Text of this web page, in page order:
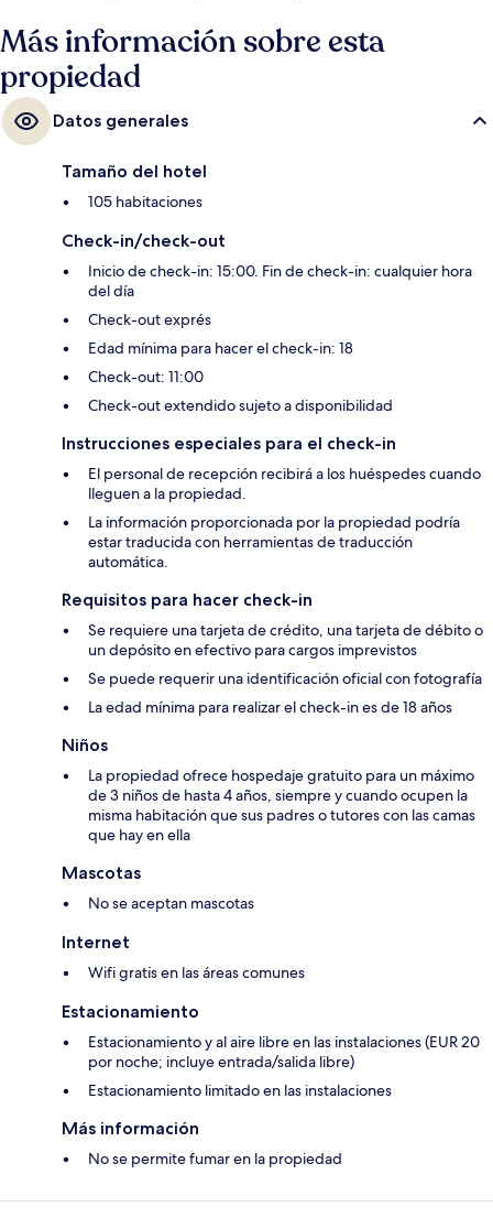
Más información sobre esta
propiedad
Datos generales
Tamaño del hotel
105 habitaciones
Check-in/check-out
Inicio de check-in: 15:00. Fin de check-in: cualquier hora
del día
Check-out exprés
Edad mínima para hacer el check-in: 18
Check-out: 11:00
Check-out extendido sujeto a disponibilidad
Instrucciones especiales para el check-in
El personal de recepción recibirá a los huéspedes cuando
lleguen a la propiedad.
La información proporcionada por la propiedad podría
estar traducida con herramientas de traducción
automática.
Requisitos para hacer check-in
Se requiere una tarjeta de crédito, una tarjeta de débito o
un depósito en efectivo para cargos imprevistos
Se puede requerir una identificación oficial con fotografía
La edad mínima para realizar el check-in es de 18 años
Niños
La propiedad ofrece hospedaje gratuito para un máximo
de 3 niños de hasta 4 años, siempre y cuando ocupen la
misma habitación que sus padres o tutores con las camas
que hay en ella
Mascotas
No se aceptan mascotas
Internet
Wifi gratis en las áreas comunes
Estacionamiento
Estacionamiento y al aire libre en las instalaciones (EUR 20
por noche; incluye entrada/salida libre)
Estacionamiento limitado en las instalaciones
Más información
No se permite fumar en la propiedad